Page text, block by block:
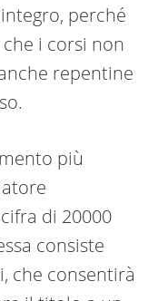
perché
che i corsi non
repentine
più
di 20000
consiste
che consentirà